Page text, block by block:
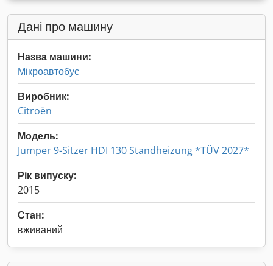
Дані про машину
Назва машини:
Мікроавтобус
Виробник:
Citroën
Модель:
Jumper 9-Sitzer HDI 130 Standheizung *TÜV 2027*
Рік випуску:
2015
Стан:
вживаний